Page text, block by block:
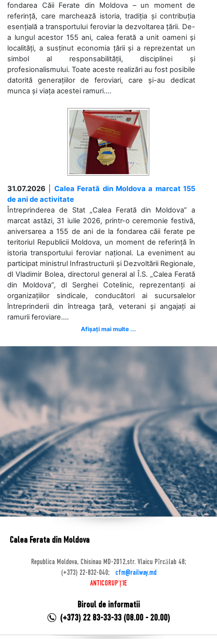
fondarea Căii Ferate din Moldova – un moment de
referință, care marchează istoria, tradiția și contribuția
esențială a transportului feroviar la dezvoltarea țării. De-
a lungul acestor 155 ani, calea ferată a unit oameni și
localități, a susținut economia țării și a reprezentat un
simbol al responsabilității, disciplinei și
profesionalismului. Toate aceste realizări au fost posibile
datorită generațiilor de feroviari, care și-au dedicat
munca și viața acestei ramuri....
31.07.2026
Calea Ferată din Moldova a marcat 155
de ani de activitate
Întreprinderea de Stat „Calea Ferată din Moldova” a
marcat astăzi, 31 iulie 2026, printr-o ceremonie festivă,
aniversarea a 155 de ani de la fondarea căii ferate pe
teritoriul Republicii Moldova, un moment de referință în
istoria transportului feroviar național. La eveniment au
participat ministrul Infrastructurii și Dezvoltării Regionale,
dl Vladimir Bolea, directorul general al Î.S. „Calea Ferată
din Moldova”, dl Serghei Cotelinic, reprezentanți ai
organizațiilor sindicale, conducători ai sucursalelor
întreprinderii din întreaga țară, veterani și angajați ai
ramurii feroviare....
Afișați mai multe ...
Calea Ferata din Moldova
Republica Moldova, Chisinau MD-2012,str. Vlaicu Pîrcălab 48;
(+373) 22-832-040;
cfm@railway.md
ANTICORUPȚIE
Biroul de informatii
(+373) 22 83-33-33 (08.00 - 20.00)